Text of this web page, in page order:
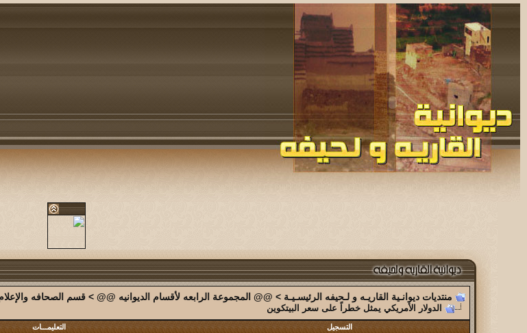
منتديات ديوانـية القاريـه و لـحيفه الرئيسـيـة > @@ المجموعة الرابعه لأقسام الديوانيه @@ >قسم الصحافه
الدولار الأمريكي يمثل خطراً على سعر البيتكوين
التسجيل التعليمـــات